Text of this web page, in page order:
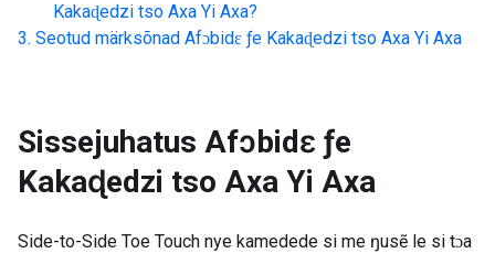
Kakaɖedzi tso Axa Yi Axa?
Seotud märksõnad Afɔbidɛ ƒe Kakaɖedzi tso Axa Yi Axa
Sissejuhatus Afɔbidɛ ƒe
Kakaɖedzi tso Axa Yi Axa
Side-to-Side Toe Touch nye kamedede si me ŋusẽ le si tɔa